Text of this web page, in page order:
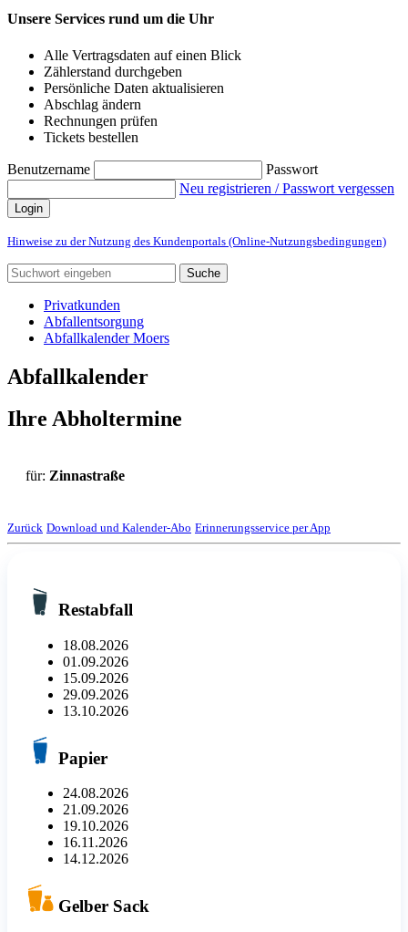
Unsere Services rund um die Uhr
Alle Vertragsdaten auf einen Blick
Zählerstand durchgeben
Persönliche Daten aktualisieren
Abschlag ändern
Rechnungen prüfen
Tickets bestellen
Benutzername
Passwort
Neu registrieren / Passwort vergessen
Login
Hinweise zu der Nutzung des Kundenportals (Online-Nutzungsbedingungen)
Suche
Privatkunden
Abfallentsorgung
Abfallkalender Moers
Abfallkalender
Ihre Abholtermine
für: Zinnastraße
Zurück Download und Kalender-Abo Erinnerungsservice per App
Restabfall
18.08.2026
01.09.2026
15.09.2026
29.09.2026
13.10.2026
Papier
24.08.2026
21.09.2026
19.10.2026
16.11.2026
14.12.2026
Gelber Sack